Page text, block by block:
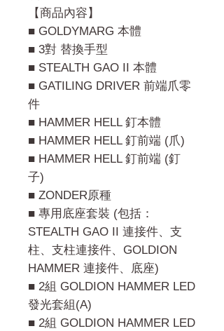
【商品內容】
■ GOLDYMARG 本體
■ 3對 替換手型
■ STEALTH GAO II 本體
■ GATILING DRIVER 前端爪零
件
■ HAMMER HELL 釘本體
■ HAMMER HELL 釘前端 (爪)
■ HAMMER HELL 釘前端 (釘
子)
■ ZONDER原種
■ 專用底座套裝 (包括：
STEALTH GAO II 連接件、支
柱、支柱連接件、GOLDION
HAMMER 連接件、底座)
■ 2組 GOLDION HAMMER LED
發光套組(A)
■ 2組 GOLDION HAMMER LED